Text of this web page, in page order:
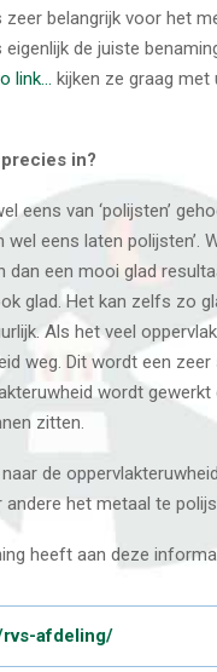
belangrijk voor het
de juiste
link…
kijken ze graag
in?
eens van ‘polijsten’
wel eens laten polijsten’.
dan een mooi glad
glad. Het kan zelfs zo
Als het veel
weg. Dit wordt een
wordt
zitten.
de
het metaal te
heeft aan deze
afdeling/